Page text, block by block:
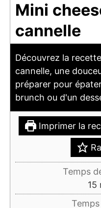
Mini
cannelle
Découvrez la
cannelle, une
préparer pour
brunch ou d'un
Imprimer la
Temps
15